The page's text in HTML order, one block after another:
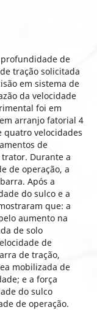
de
tração solicitada
em sistema de
da velocidade
foi em
arranjo fatorial 4
quatro velocidades
de
Durante a
de operação, a
Após a
do sulco e a
que: a
aumento na
de solo
de
de tração,
mobilizada de
e a força
do sulco
de operação.